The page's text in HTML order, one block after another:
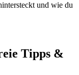
und wie du
Tipps &